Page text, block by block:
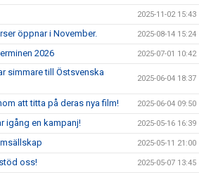
2025-11-02 15:43
öppnar i November. 2025-08-14 15:24
2026 2025-07-01 10:42
simmare till Östsvenska
2025-06-04 18:37
att titta på deras nya film! 2025-06-04 09:50
igång en kampanj! 2025-05-16 16:39
2025-05-11 21:00
oss! 2025-05-07 13:45